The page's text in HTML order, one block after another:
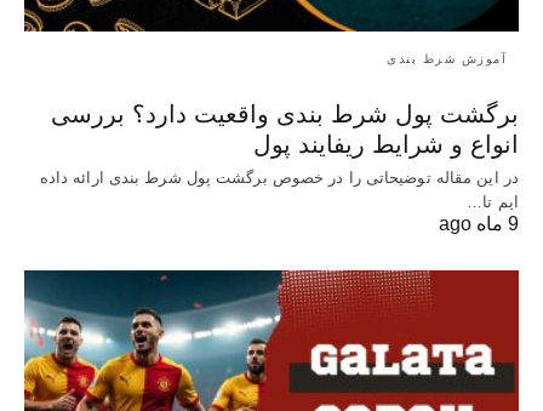
آموزش شرط بندی
برگشت پول شرط بندی واقعیت دارد؟ بررسی
انواع و شرایط ریفایند پول
در این مقاله توضیحاتی را در خصوص برگشت پول شرط بندی ارائه داده
ایم تا…
9 ماه ago